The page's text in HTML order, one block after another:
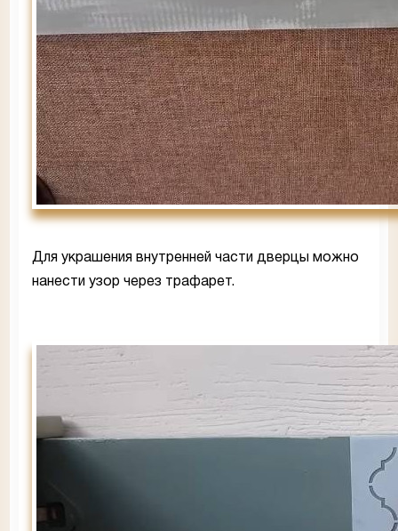
Для украшения внутренней части дверцы можно
нанести узор через трафарет.